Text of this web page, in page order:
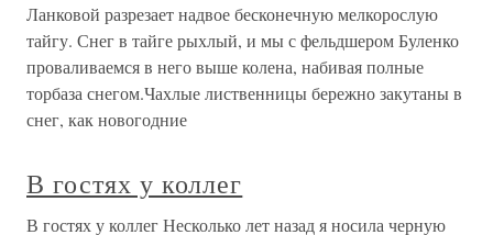
Ланковой разрезает надвое бесконечную мелкорослую
тайгу. Снег в тайге рыхлый, и мы с фельдшером Буленко
проваливаемся в него выше колена, набивая полные
торбаза снегом.Чахлые лиственницы бережно закутаны в
снег, как новогодние
В гостях у коллег
В гостях у коллег Несколько лет назад я носила черную